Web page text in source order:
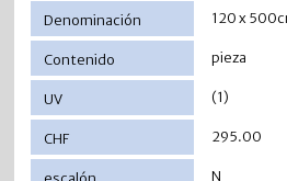
120 x
pieza
(1)
295.00
N